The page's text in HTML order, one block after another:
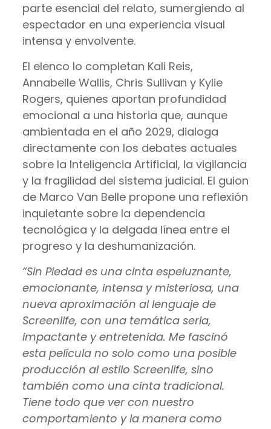
parte esencial del relato, sumergiendo al
espectador en una experiencia visual
intensa y envolvente.
El elenco lo completan Kali Reis,
Annabelle Wallis, Chris Sullivan y Kylie
Rogers, quienes aportan profundidad
emocional a una historia que, aunque
ambientada en el año 2029, dialoga
directamente con los debates actuales
sobre la Inteligencia Artificial, la vigilancia
y la fragilidad del sistema judicial. El guion
de Marco Van Belle propone una reflexión
inquietante sobre la dependencia
tecnológica y la delgada línea entre el
progreso y la deshumanización.
“Sin Piedad es una cinta espeluznante,
emocionante, intensa y misteriosa, una
nueva aproximación al lenguaje de
Screenlife, con una temática seria,
impactante y entretenida. Me fascinó
esta película no solo como una posible
producción al estilo Screenlife, sino
también como una cinta tradicional.
Tiene todo que ver con nuestro
comportamiento y la manera como